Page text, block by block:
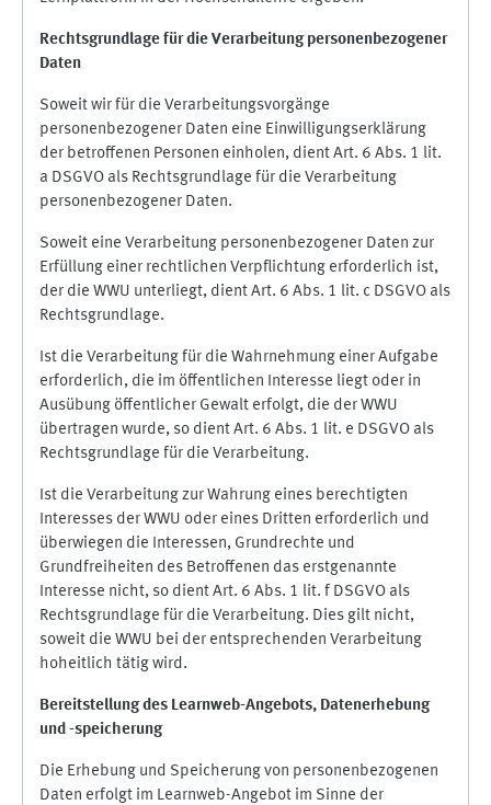
Rechtsgrundlage für die Verarbeitung personenbezogener
Daten
Soweit wir für die Verarbeitungsvorgänge
personenbezogener Daten eine Einwilligungserklärung
der betroffenen Personen einholen, dient Art. 6 Abs. 1 lit.
a DSGVO als Rechtsgrundlage für die Verarbeitung
personenbezogener Daten.
Soweit eine Verarbeitung personenbezogener Daten zur
Erfüllung einer rechtlichen Verpflichtung erforderlich ist,
der die WWU unterliegt, dient Art. 6 Abs. 1 lit. c DSGVO als
Rechtsgrundlage.
Ist die Verarbeitung für die Wahrnehmung einer Aufgabe
erforderlich, die im öffentlichen Interesse liegt oder in
Ausübung öffentlicher Gewalt erfolgt, die der WWU
übertragen wurde, so dient Art. 6 Abs. 1 lit. e DSGVO als
Rechtsgrundlage für die Verarbeitung.
Ist die Verarbeitung zur Wahrung eines berechtigten
Interesses der WWU oder eines Dritten erforderlich und
überwiegen die Interessen, Grundrechte und
Grundfreiheiten des Betroffenen das erstgenannte
Interesse nicht, so dient Art. 6 Abs. 1 lit. f DSGVO als
Rechtsgrundlage für die Verarbeitung. Dies gilt nicht,
soweit die WWU bei der entsprechenden Verarbeitung
hoheitlich tätig wird.
Bereitstellung des Learnweb-Angebots, Datenerhebung
und -speicherung
Die Erhebung und Speicherung von personenbezogenen
Daten erfolgt im Learnweb-Angebot im Sinne der